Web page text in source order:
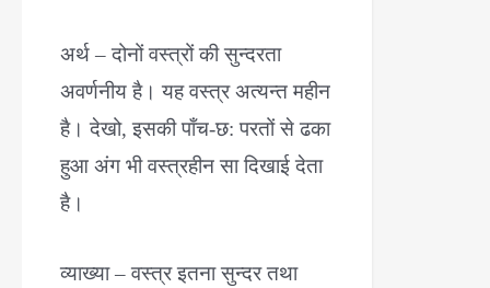
अर्थ – दोनों वस्त्रों की सुन्दरता
अवर्णनीय है। यह वस्त्र अत्यन्त महीन
है। देखो, इसकी पाँच-छ: परतों से ढका
हुआ अंग भी वस्त्रहीन सा दिखाई देता
है।
व्याख्या – वस्त्र इतना सुन्दर तथा